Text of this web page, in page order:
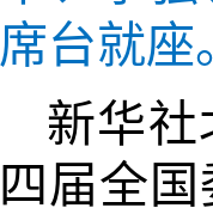
席台就座
新华社
四届全